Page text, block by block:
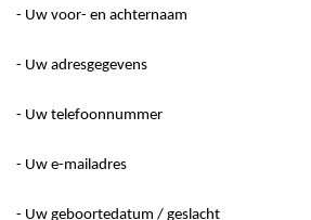
- Uw voor- en achternaam
- Uw adresgegevens
- Uw telefoonnummer
- Uw e-mailadres
- Uw geboortedatum / geslacht